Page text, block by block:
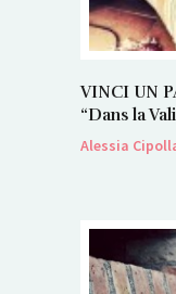
VINCI UN
“Dans la
Alessia